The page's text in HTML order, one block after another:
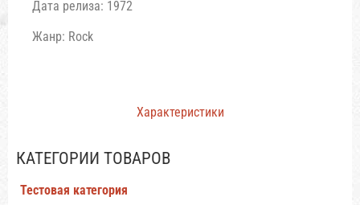
КАТЕГОРИИ ТОВАРОВ
Тестовая категория
Характеристики
Дата релиза: 1972
Жанр: Rock